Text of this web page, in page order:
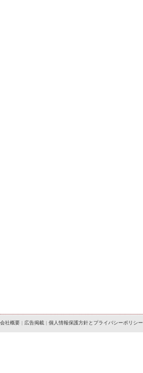
会社概要 | 広告掲載 | 個人情報保護方針とプライバシーポリシー